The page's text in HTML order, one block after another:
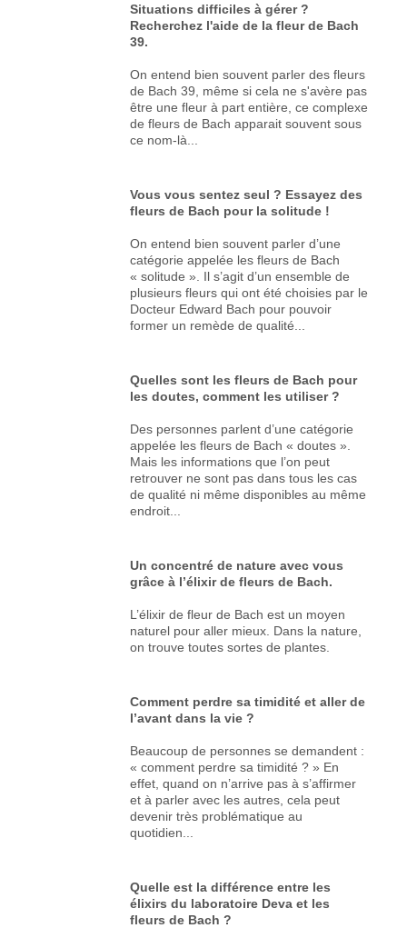
Situations difficiles à gérer ?
Recherchez l'aide de la fleur de Bach
39.
On entend bien souvent parler des fleurs
de Bach 39, même si cela ne s'avère pas
être une fleur à part entière, ce complexe
de fleurs de Bach apparait souvent sous
ce nom-là...
Vous vous sentez seul ? Essayez des
fleurs de Bach pour la solitude !
On entend bien souvent parler d’une
catégorie appelée les fleurs de Bach
« solitude ». Il s’agit d’un ensemble de
plusieurs fleurs qui ont été choisies par le
Docteur Edward Bach pour pouvoir
former un remède de qualité...
Quelles sont les fleurs de Bach pour
les doutes, comment les utiliser ?
Des personnes parlent d’une catégorie
appelée les fleurs de Bach « doutes ».
Mais les informations que l’on peut
retrouver ne sont pas dans tous les cas
de qualité ni même disponibles au même
endroit...
Un concentré de nature avec vous
grâce à l’élixir de fleurs de Bach.
L’élixir de fleur de Bach est un moyen
naturel pour aller mieux. Dans la nature,
on trouve toutes sortes de plantes.
Comment perdre sa timidité et aller de
l’avant dans la vie ?
Beaucoup de personnes se demandent :
« comment perdre sa timidité ? » En
effet, quand on n’arrive pas à s’affirmer
et à parler avec les autres, cela peut
devenir très problématique au
quotidien...
Quelle est la différence entre les
élixirs du laboratoire Deva et les
fleurs de Bach ?